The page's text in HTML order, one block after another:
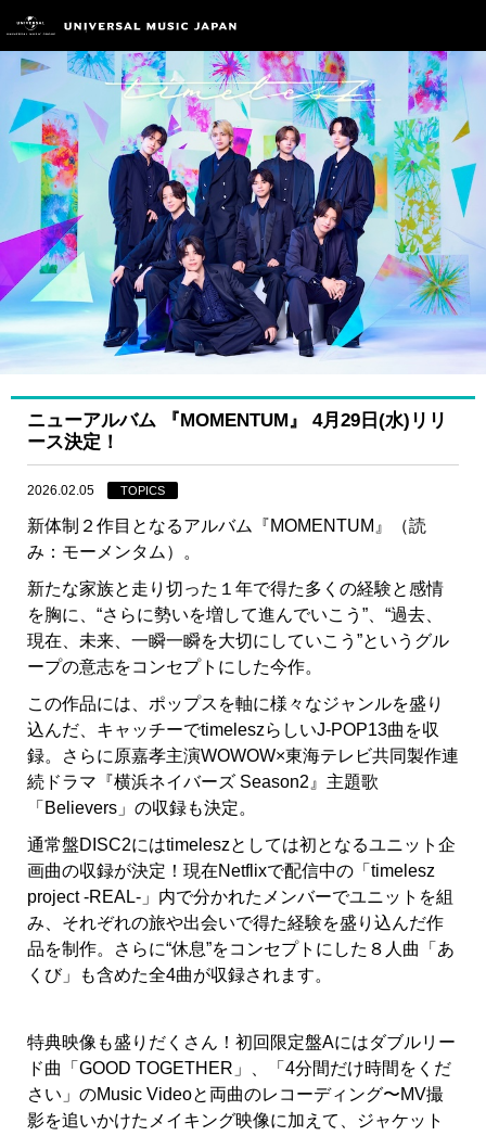
ニューアルバム 『MOMENTUM』 4月29日(水)リリ
ース決定！
2026.02.05 TOPICS
新体制２作目となるアルバム『MOMENTUM』（読
み：モーメンタム）。
新たな家族と走り切った１年で得た多くの経験と感情
を胸に、“さらに勢いを増して進んでいこう”、“過去、
現在、未来、一瞬一瞬を大切にしていこう”というグル
ープの意志をコンセプトにした今作。
この作品には、ポップスを軸に様々なジャンルを盛り
込んだ、キャッチーでtimeleszらしいJ-POP13曲を収
録。さらに原嘉孝主演WOWOW×東海テレビ共同製作連
続ドラマ『横浜ネイバーズ Season2』 主題歌
「Believers」の収録も決定。
通常盤DISC2にはtimeleszとしては初となるユニット企
画曲の収録が決定！現在Netflixで配信中の「timelesz
project -REAL-」内で分かれたメンバーでユニットを組
み、それぞれの旅や出会いで得た経験を盛り込んだ作
品を制作。さらに“休息”をコンセプトにした８人曲「あ
くび」も含めた全4曲が収録されます。
特典映像も盛りだくさん！初回限定盤Aにはダブルリー
ド曲「GOOD TOGETHER」、「4分間だけ時間をくだ
さい」のMusic Videoと両曲のレコーディング〜MV撮
影を追いかけたメイキング映像に加えて、ジャケット